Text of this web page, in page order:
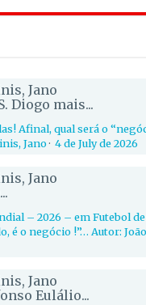
Jano
Diogo mais...
Afinal, qual será o
Jano·4 de July de 2026
Jano
– 2026 – em Futebol de
é o negócio !”… Autor:
Jano
Eulálio...